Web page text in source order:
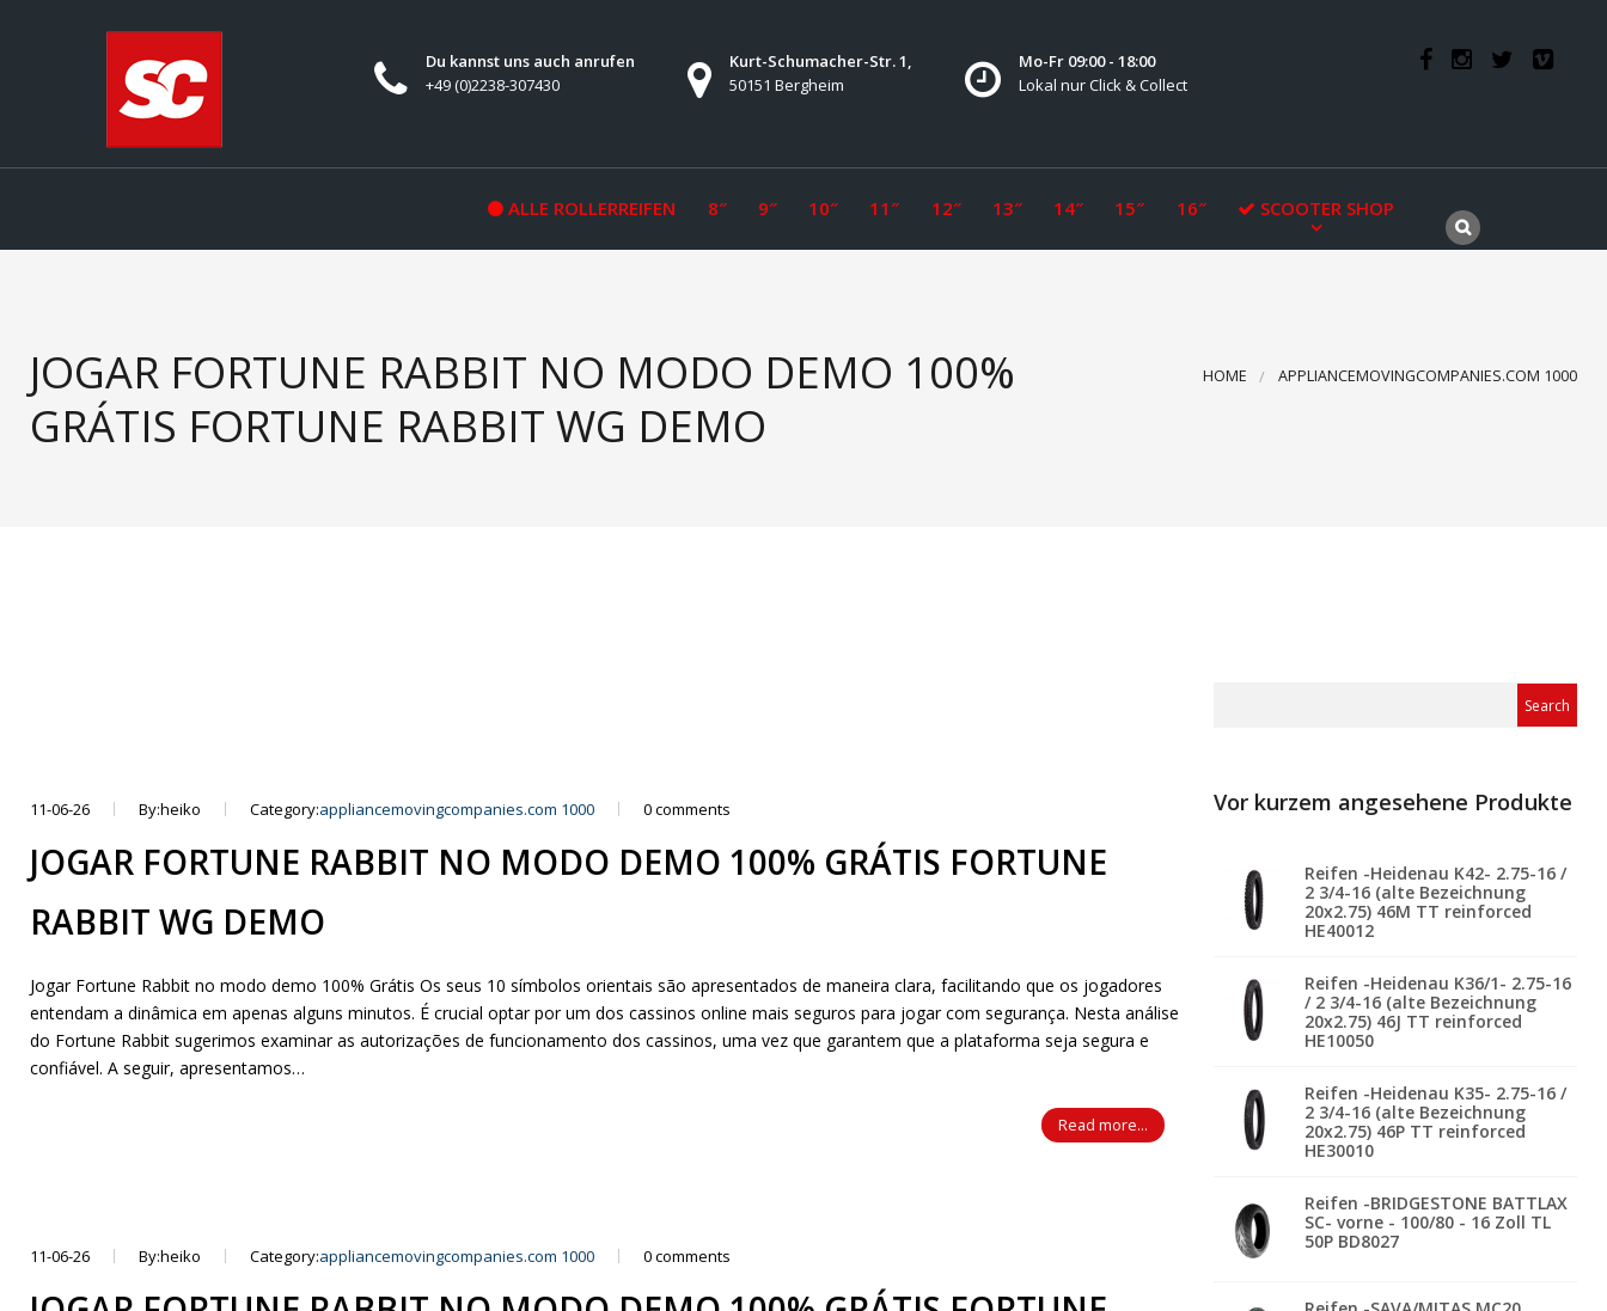
Du kannst uns auch anrufen
+49 (0)2238-307430
Kurt-Schumacher-Str. 1,
50151 Bergheim
Mo-Fr 09:00 - 18:00
Lokal nur Click & Collect
ALLE ROLLERREIFEN 8″ 9″ 10″ 11″ 12″ 13″ 14″ 15″ 16″ SCOOTER SHOP
JOGAR FORTUNE RABBIT NO MODO DEMO 100%
GRÁTIS FORTUNE RABBIT WG DEMO
HOME APPLIANCEMOVINGCOMPANIES.COM 1000
11-06-26 By:heiko Category:appliancemovingcompanies.com 1000 0 comments
JOGAR FORTUNE RABBIT NO MODO DEMO 100% GRÁTIS FORTUNE
RABBIT WG DEMO
Jogar Fortune Rabbit no modo demo 100% Grátis Os seus 10 símbolos orientais são apresentados de maneira clara, facilitando que os jogadores
entendam a dinâmica em apenas alguns minutos. É crucial optar por um dos cassinos online mais seguros para jogar com segurança. Nesta análise
do Fortune Rabbit sugerimos examinar as autorizações de funcionamento dos cassinos, uma vez que garantem que a plataforma seja segura e
confiável. A seguir, apresentamos…
Read more...
11-06-26 By:heiko Category:appliancemovingcompanies.com 1000 0 comments
Vor kurzem angesehene Produkte
Reifen -Heidenau K42- 2.75-16 /
2 3/4-16 (alte Bezeichnung
20x2.75) 46M TT reinforced
HE40012
Reifen -Heidenau K36/1- 2.75-16
/ 2 3/4-16 (alte Bezeichnung
20x2.75) 46J TT reinforced
HE10050
Reifen -Heidenau K35- 2.75-16 /
2 3/4-16 (alte Bezeichnung
20x2.75) 46P TT reinforced
HE30010
Reifen -BRIDGESTONE BATTLAX
SC- vorne - 100/80 - 16 Zoll TL
50P BD8027